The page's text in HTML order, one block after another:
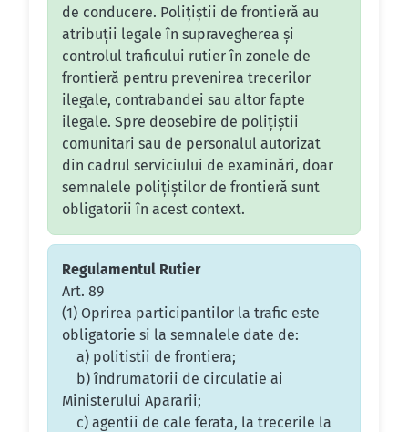
de conducere. Polițiștii de frontieră au
atribuții legale în supravegherea și
controlul traficului rutier în zonele de
frontieră pentru prevenirea trecerilor
ilegale, contrabandei sau altor fapte
ilegale. Spre deosebire de polițiștii
comunitari sau de personalul autorizat
din cadrul serviciului de examinări, doar
semnalele polițiștilor de frontieră sunt
obligatorii în acest context.
Regulamentul Rutier
Art. 89
(1) Oprirea participantilor la trafic este
obligatorie si la semnalele date de:
a) politistii de frontiera;
b) îndrumatorii de circulatie ai
Ministerului Apararii;
c) agentii de cale ferata, la trecerile la